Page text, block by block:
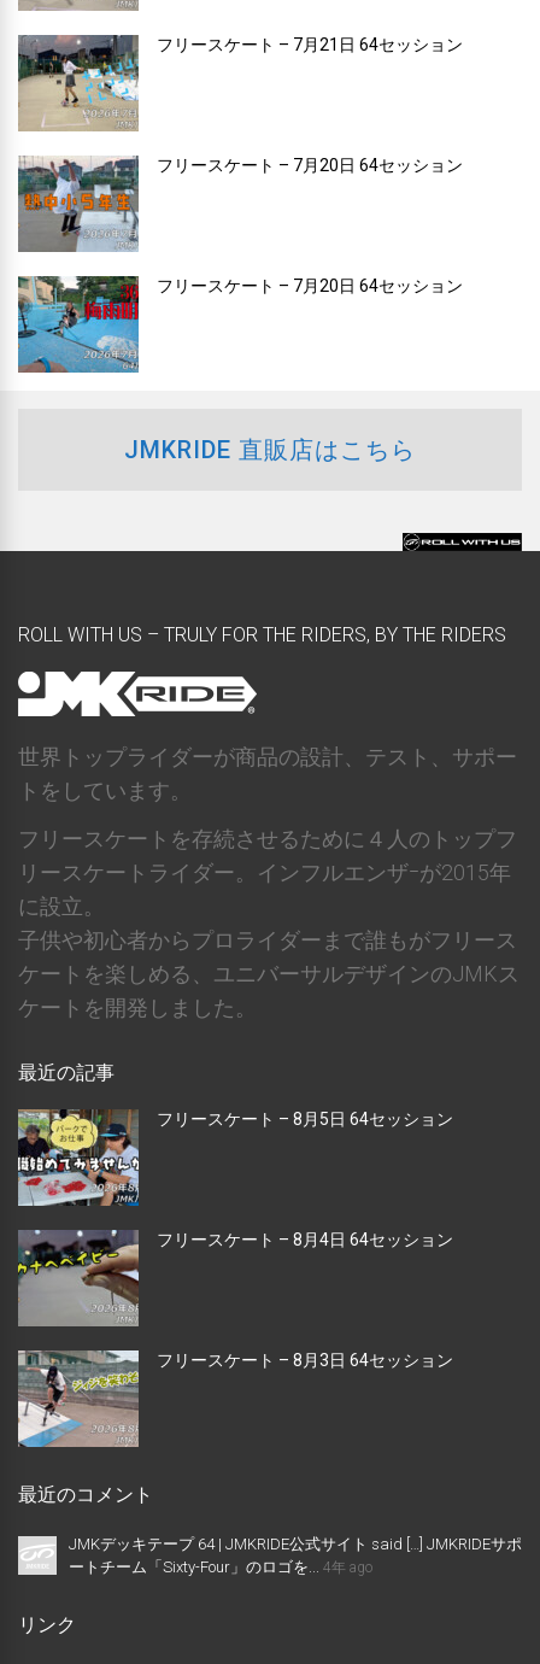
フリースケート – 7月21日 64セッション
フリースケート – 7月20日 64セッション
フリースケート – 7月20日 64セッション
JMKRIDE 直販店はこちら
ROLL WITH US – TRULY FOR THE RIDERS, BY THE RIDERS
世界トップライダーが商品の設計、テスト、サポー
トをしています。
フリースケートを存続させるために４人のトップフ
リースケートライダー。インフルエンザｰが2015年
に設立。
子供や初心者からプロライダーまで誰もがフリース
ケートを楽しめる、ユニバーサルデザインのJMKス
ケートを開発しました。
最近の記事
フリースケート – 8月5日 64セッション
フリースケート – 8月4日 64セッション
フリースケート – 8月3日 64セッション
最近のコメント
JMKデッキテープ 64 | JMKRIDE公式サイト said […] JMKRIDEサポ
ートチーム「Sixty-Four」のロゴを...
4年 ago
リンク